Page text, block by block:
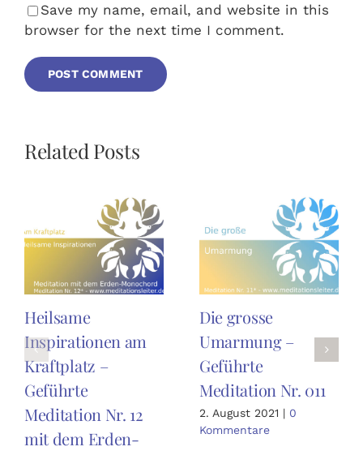
Save my name, email, and website in this
browser for the next time I comment.
Related Posts
Heilsame
Inspirationen am
Kraftplatz –
Geführte
Meditation Nr. 12
mit dem Erden-
Die grosse
Umarmung –
Geführte
Meditation Nr. 011
2. August 2021 | 0
Kommentare